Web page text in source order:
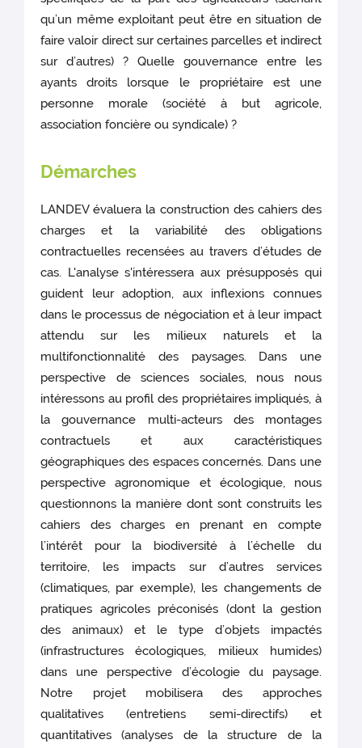
qu’un même exploitant peut être en situation de
faire valoir direct sur certaines parcelles et indirect
sur d’autres) ? Quelle gouvernance entre les
ayants droits lorsque le propriétaire est une
personne morale (société à but agricole,
association foncière ou syndicale) ?
Démarches
LANDEV évaluera la construction des cahiers des
charges et la variabilité des obligations
contractuelles recensées au travers d’études de
cas. L'analyse s'intéressera aux présupposés qui
guident leur adoption, aux inflexions connues
dans le processus de négociation et à leur impact
attendu sur les milieux naturels et la
multifonctionnalité des paysages. Dans une
perspective de sciences sociales, nous nous
intéressons au profil des propriétaires impliqués, à
la gouvernance multi-acteurs des montages
contractuels et aux caractéristiques
géographiques des espaces concernés. Dans une
perspective agronomique et écologique, nous
questionnons la manière dont sont construits les
cahiers des charges en prenant en compte
l’intérêt pour la biodiversité à l’échelle du
territoire, les impacts sur d’autres services
(climatiques, par exemple), les changements de
pratiques agricoles préconisés (dont la gestion
des animaux) et le type d’objets impactés
(infrastructures écologiques, milieux humides)
dans une perspective d’écologie du paysage.
Notre projet mobilisera des approches
qualitatives (entretiens semi-directifs) et
quantitatives (analyses de la structure de la